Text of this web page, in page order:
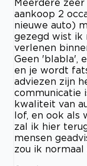
aankoop 2
nieuwe auto)
gezegd wist ik
verlenen
Geen 'blabla',
en je wordt
adviezen zijn
communicatie
kwaliteit van
lof, en ook als
zal ik hier
mensen
zou ik